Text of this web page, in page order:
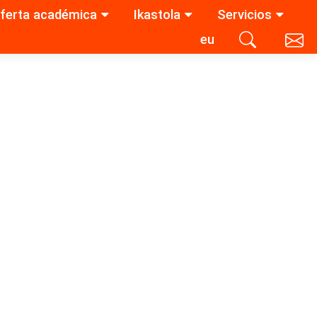
académica Ikastola
Servicios
eu
Buscar
Contacta con nosotros